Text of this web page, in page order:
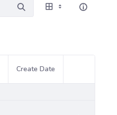
Create Date